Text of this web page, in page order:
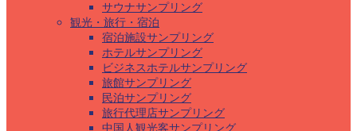
サウナサンプリング
観光・旅行・宿泊
宿泊施設サンプリング
ホテルサンプリング
ビジネスホテルサンプリング
旅館サンプリング
民泊サンプリング
旅行代理店サンプリング
中国人観光客サンプリング